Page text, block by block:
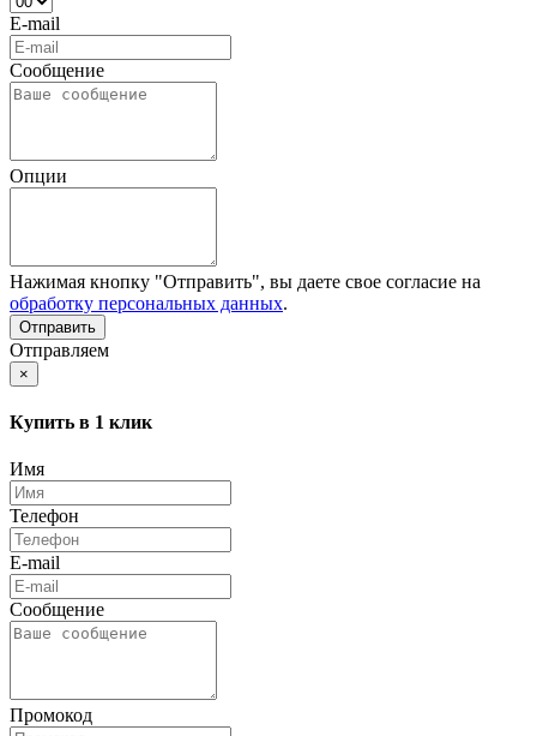
E-mail
Сообщение
Опции
Нажимая кнопку "Отправить", вы даете свое согласие на
обработку персональных данных.
Отправляем
×
Купить в 1 клик
Имя
Телефон
E-mail
Сообщение
Промокод